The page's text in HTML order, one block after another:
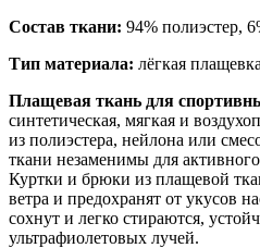
Состав ткани: 94% полиэстер,
Тип материала: лёгкая плащевка
Плащевая ткань для
синтетическая, мягкая и
из полиэстера, нейлона или
ткани незаменимы для
Куртки и брюки из плащевой
ветра и предохранят от укусов
сохнут и легко стираются,
ультрафиолетовых лучей.